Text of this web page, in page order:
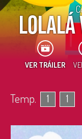
VER TRÁILER
Temp. 1 1